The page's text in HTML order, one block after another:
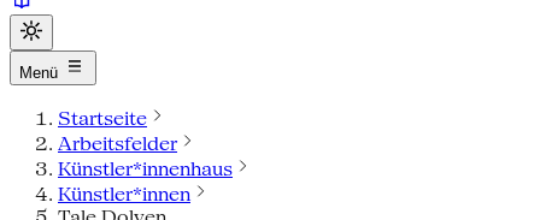
Menü
Startseite
Arbeitsfelder
Künstler*innenhaus
Künstler*innen